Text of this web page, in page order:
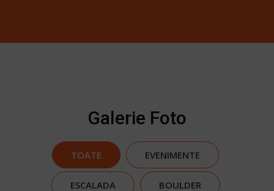
Galerie Foto
TOATE EVENIMENTE
ESCALADA BOULDER